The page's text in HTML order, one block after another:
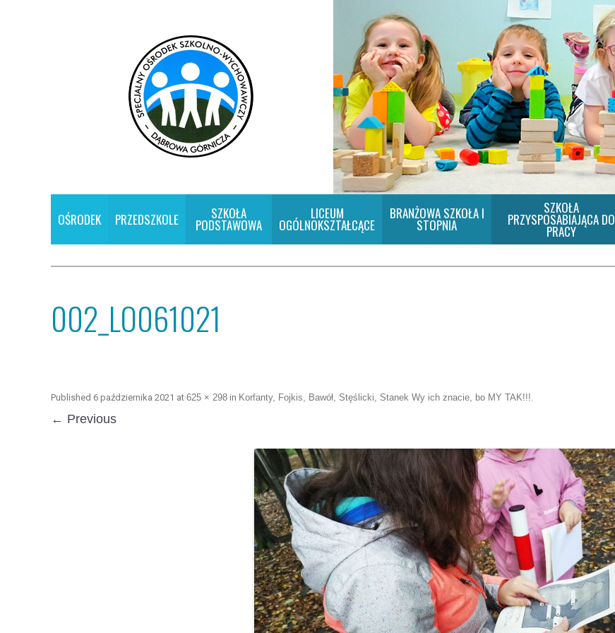
OŚRODEK PRZEDSZKOLE SZKOŁA
PODSTAWOWA
LICEUM
OGÓLNOKSZTAŁCĄCE
BRANŻOWA SZKOŁA I
STOPNIA
SZKOŁA
PRZYSPOSABIAJĄCA DO
PRACY
002_LO061021
Published 6 października 2021 at 625 × 298 in Korfanty, Fojkis, Bawół, Stęślicki, Stanek Wy ich znacie, bo MY TAK!!!.
← Previous